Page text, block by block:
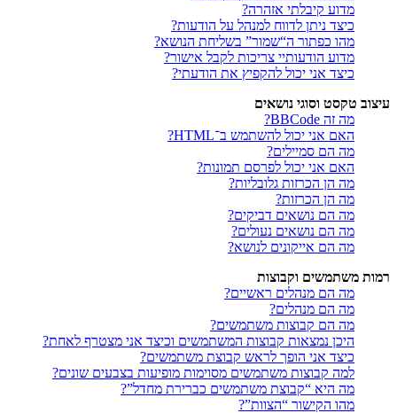
מדוע קיבלתי אזהרה?
כיצד ניתן לדווח למנהל על הודעות?
מהו כפתור ה“שמור” בשליחת הנושא?
מדוע הודעותיי צריכות לקבל אישור?
כיצד אני יכול להקפיץ את הודעתי?
עיצוב טקסט וסוגי נושאים
מה זה BBCode?
האם אני יכול להשתמש ב־HTML?
מה הם סמיילים?
האם אני יכול לפרסם תמונות?
מה הן הכרזות גלובליות?
מה הן הכרזות?
מה הם נושאים דביקים?
מה הם נושאים נעולים?
מה הם אייקונים לנושא?
רמות משתמשים וקבוצות
מה הם מנהלים ראשיים?
מה הם מנהלים?
מה הם קבוצות משתמשים?
היכן נמצאות קבוצות המשתמשים וכיצד אני מצטרף לאחת?
כיצד אני הופך לראש קבוצת משתמשים?
למה קבוצות משתמשים מסוימות מופיעות בצבעים שונים?
מה היא “קבוצת משתמשים כברירת מחדל”?
מהו הקישור “הצוות”?